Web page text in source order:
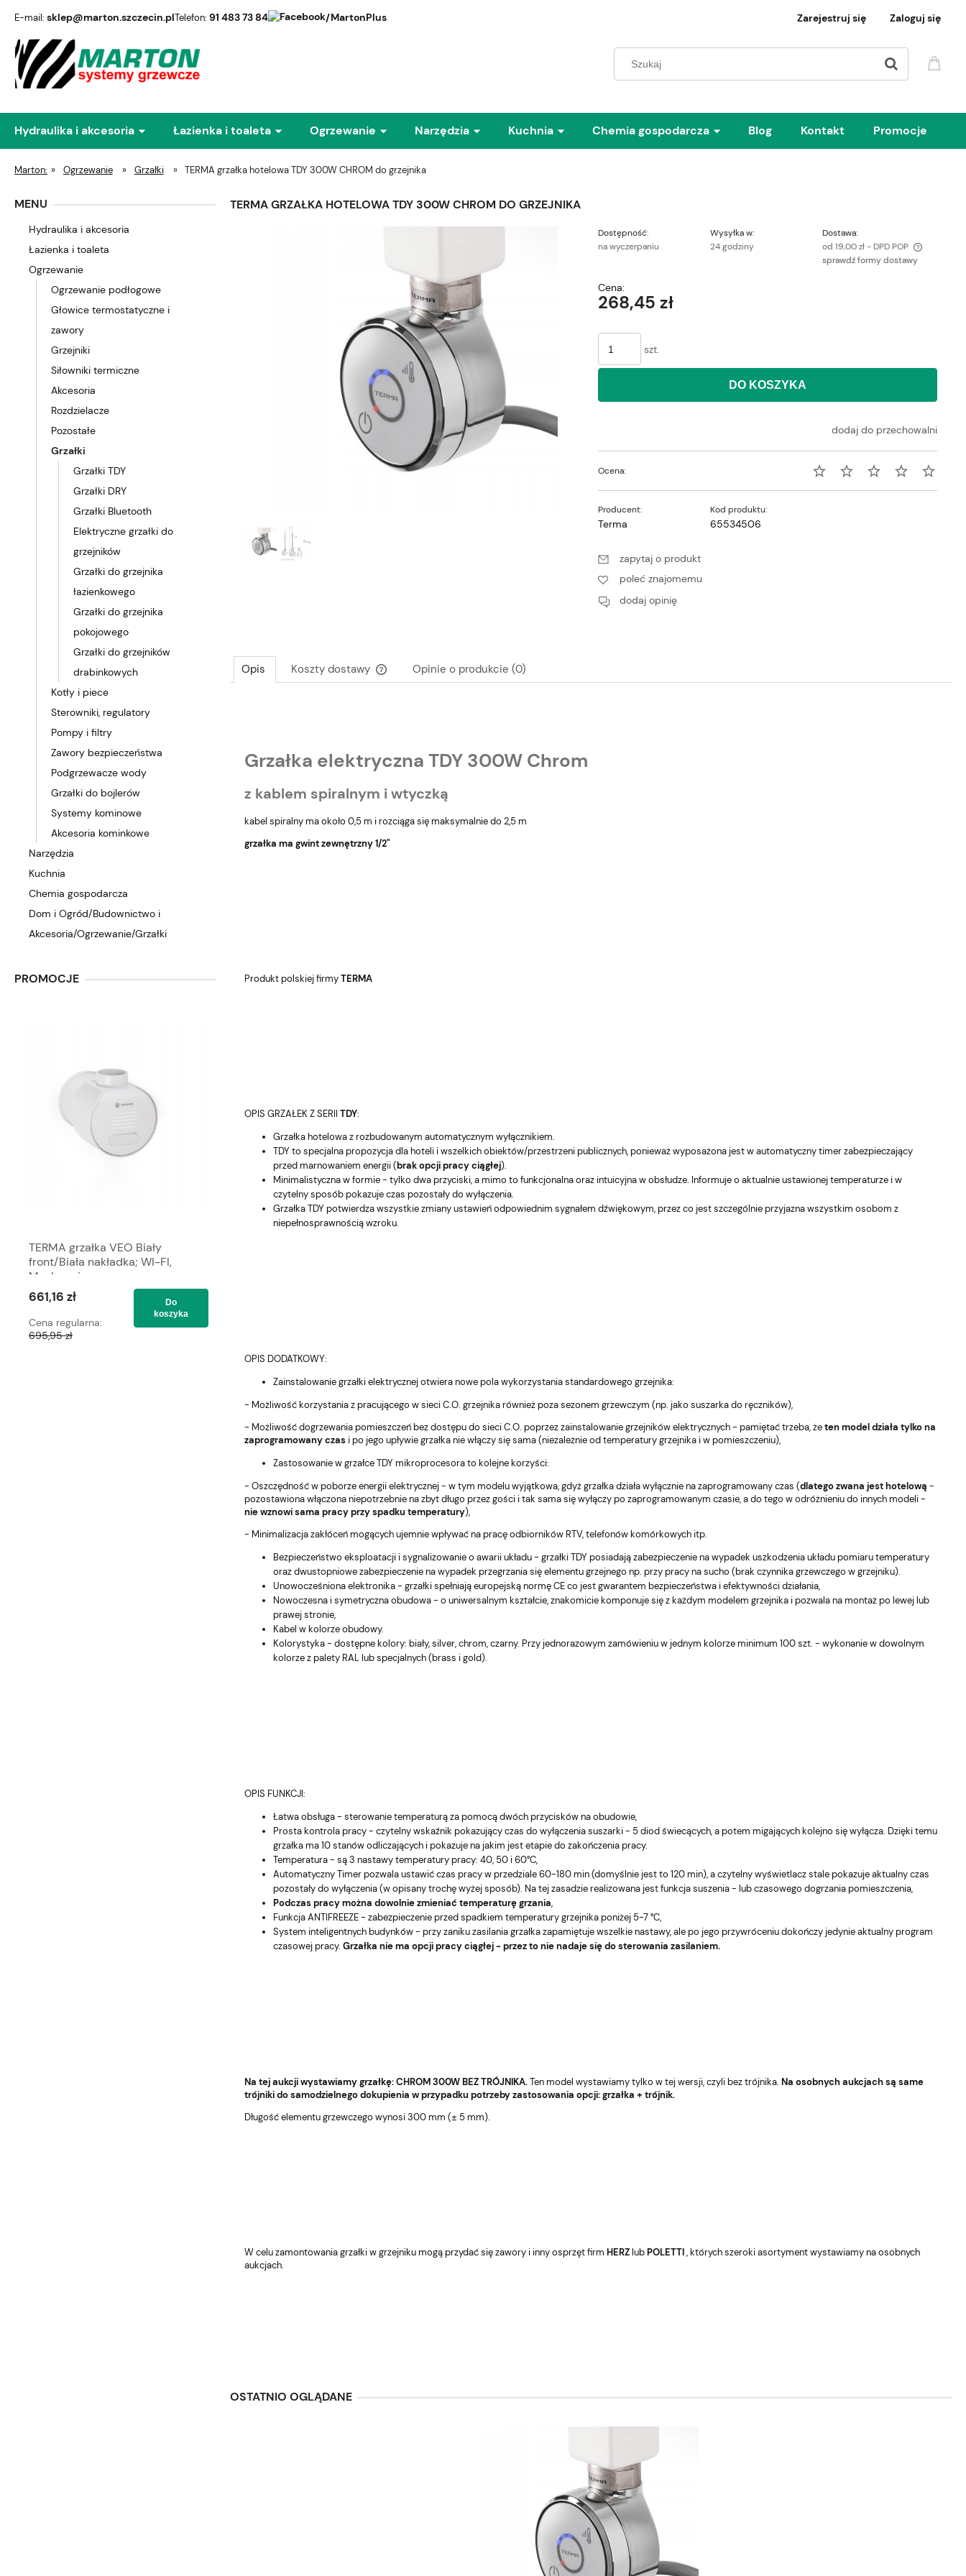
E-mail: sklep@marton.szczecin.plTelefon: 91 483 73 84 /MartonPlus Zarejestruj się Zaloguj się
Hydraulika i akcesoria Łazienka i toaleta Ogrzewanie Narzędzia Kuchnia Chemia gospodarcza Blog Kontakt Promocje
Marton: » Ogrzewanie » Grzałki » TERMA grzałka hotelowa TDY 300W CHROM do grzejnika
MENU
Hydraulika i akcesoria
Łazienka i toaleta
Ogrzewanie
Ogrzewanie podłogowe
Głowice termostatyczne i
zawory
Grzejniki
Siłowniki termiczne
Akcesoria
Rozdzielacze
Pozostałe
Grzałki
Grzałki TDY
Grzałki DRY
Grzałki Bluetooth
Elektryczne grzałki do
grzejników
Grzałki do grzejnika
łazienkowego
Grzałki do grzejnika
pokojowego
Grzałki do grzejników
drabinkowych
Kotły i piece
Sterowniki, regulatory
Pompy i filtry
Zawory bezpieczeństwa
Podgrzewacze wody
Grzałki do bojlerów
Systemy kominowe
Akcesoria kominkowe
Narzędzia
Kuchnia
Chemia gospodarcza
Dom i Ogród/Budownictwo i
Akcesoria/Ogrzewanie/Grzałki
PROMOCJE
TERMA grzałka VEO Biały
front/Biała nakładka; WI-FI,
Maskownica
661,16 zł
Cena regularna:
695,95 zł
Do
koszyka
TERMA GRZAŁKA HOTELOWA TDY 300W CHROM DO GRZEJNIKA
Dostępność:
na wyczerpaniu
Wysyłka w:
24 godziny
Dostawa:
od 19,00 zł - DPD POP
sprawdź formy dostawy
Cena:
268,45 zł
szt.
DO KOSZYKA
dodaj do przechowalni
Ocena:
Producent:
Terma
Kod produktu:
65534506
zapytaj o produkt
poleć znajomemu
dodaj opinię
Opis Koszty dostawy Opinie o produkcie (0)
Grzałka elektryczna TDY 300W Chrom
z kablem spiralnym i wtyczką
kabel spiralny ma około 0,5 m i rozciąga się maksymalnie do 2,5 m
grzałka ma gwint zewnętrzny 1/2"
Produkt polskiej firmyTERMA
OPIS GRZAŁEK Z SERII TDY:
Grzałka hotelowa z rozbudowanym automatycznym wyłącznikiem.
TDY to specjalna propozycja dla hoteli i wszelkich obiektów/przestrzeni publicznych, ponieważ wyposażona jest w automatyczny timer zabezpieczający
przed marnowaniem energii (brak opcji pracy ciągłej).
Minimalistyczna w formie - tylko dwa przyciski, a mimo to funkcjonalna oraz intuicyjna w obsłudze. Informuje o aktualnie ustawionej temperaturze i w
czytelny sposób pokazuje czas pozostały do wyłączenia.
Grzałka TDY potwierdza wszystkie zmiany ustawień odpowiednim sygnałem dźwiękowym, przez co jest szczególnie przyjazna wszystkim osobom z
niepełnosprawnością wzroku.
OPIS DODATKOWY:
Zainstalowanie grzałki elektrycznej otwiera nowe pola wykorzystania standardowego grzejnika:
- Możliwość korzystania z pracującego w sieci C.O. grzejnika również poza sezonem grzewczym (np. jako suszarka do ręczników),
- Możliwość dogrzewania pomieszczeń bez dostępu do sieci C.O. poprzez zainstalowanie grzejników elektrycznych - pamiętać trzeba, żeten model działa tylko na
zaprogramowany czas i po jego upływie grzałka nie włączy się sama (niezależnie od temperatury grzejnika i w pomieszczeniu),
Zastosowanie w grzałce TDY mikroprocesora to kolejne korzyści:
- Oszczędność w poborze energii elektrycznej - w tym modelu wyjątkowa, gdyż grzałka działa wyłącznie na zaprogramowany czas (dlatego zwana jest hotelową -
pozostawiona włączona niepotrzebnie na zbyt długo przez gości i tak sama się wyłączy po zaprogramowanym czasie, a do tego w odróżnieniu do innych modeli -
nie wznowi sama pracy przy spadku temperatury),
- Minimalizacja zakłóceń mogących ujemnie wpływać na pracę odbiorników RTV, telefonów komórkowych itp.
Bezpieczeństwo eksploatacji i sygnalizowanie o awarii układu - grzałki TDY posiadają zabezpieczenie na wypadek uszkodzenia układu pomiaru temperatury
oraz dwustopniowe zabezpieczenie na wypadek przegrzania się elementu grzejnego np. przy pracy na sucho (brak czynnika grzewczego w grzejniku).
Unowocześniona elektronika - grzałki spełniają europejską normę CE co jest gwarantem bezpieczeństwa i efektywności działania,
Nowoczesna i symetryczna obudowa - o uniwersalnym kształcie, znakomicie komponuje się z każdym modelem grzejnika i pozwala na montaż po lewej lub
prawej stronie,
Kabel w kolorze obudowy.
Kolorystyka - dostępne kolory: biały, silver, chrom, czarny. Przy jednorazowym zamówieniu w jednym kolorze minimum 100 szt. - wykonanie w dowolnym
kolorze z palety RAL lub specjalnych (brass i gold).
OPIS FUNKCJI:
Łatwa obsługa - sterowanie temperaturą za pomocą dwóch przycisków na obudowie,
Prosta kontrola pracy - czytelny wskaźnik pokazujący czas do wyłączenia suszarki - 5 diod świecących, a potem migających kolejno się wyłącza. Dzięki temu
grzałka ma 10 stanów odliczających i pokazuje na jakim jest etapie do zakończenia pracy.
Temperatura - są 3 nastawy temperatury pracy: 40, 50 i 60°C,
Automatyczny Timer pozwala ustawić czas pracy w przedziale 60-180 min (domyślnie jest to 120 min), a czytelny wyświetlacz stale pokazuje aktualny czas
pozostały do wyłączenia (w opisany trochę wyżej sposób). Na tej zasadzie realizowana jest funkcja suszenia - lub czasowego dogrzania pomieszczenia,
Podczas pracy można dowolnie zmieniać temperaturę grzania,
Funkcja ANTIFREEZE - zabezpieczenie przed spadkiem temperatury grzejnika poniżej 5-7 °C,
System inteligentnych budynków - przy zaniku zasilania grzałka zapamiętuje wszelkie nastawy, ale po jego przywróceniu dokończy jedynie aktualny program
czasowej pracy. Grzałka nie ma opcji pracy ciągłej - przez to nie nadaje się do sterowania zasilaniem.
Na tej aukcji wystawiamy grzałkę: CHROM 300W BEZ TRÓJNIKA.Ten model wystawiamy tylko w tej wersji, czyli bez trójnika. Na osobnych aukcjach są same
trójniki do samodzielnego dokupienia w przypadku potrzeby zastosowania opcji: grzałka + trójnik.
Długość elementu grzewczego wynosi 300 mm (± 5 mm).
W celu zamontowania grzałki w grzejniku mogą przydać się zawory i inny osprzęt firm HERZlubPOLETTI, których szeroki asortyment wystawiamy na osobnych
aukcjach.
OSTATNIO OGLĄDANE